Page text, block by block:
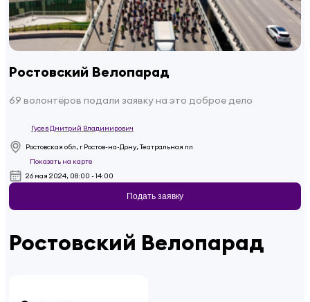
Ростовский Велопарад
69 волонтёров подали заявку на это доброе дело
Гусев Дмитрий Владимирович
Ростовская обл, г Ростов-на-Дону, Театральная пл
Показать на карте
26 мая 2024, 08:00 - 14:00
Подать заявку
Ростовский Велопарад